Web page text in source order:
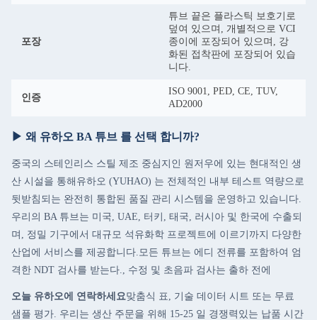
포장
튜브 끝은 플라스틱 보호기로
덮여 있으며, 개별적으로 VCI
종이에 포장되어 있으며, 강
화된 접착판에 포장되어 있습
니다.
인증
ISO 9001, PED, CE, TUV,
AD2000
▶ 왜 유하오 BA 튜브 를 선택 합니까?
중국의 스테인리스 스틸 제조 중심지인 원저우에 있는 현대적인 생
산 시설을 통해유하오 (YUHAO) 는 전체적인 내부 테스트 역량으로
뒷받침되는 완전히 통합된 품질 관리 시스템을 운영하고 있습니다.
우리의 BA 튜브는 미국, UAE, 터키, 태국, 러시아 및 한국에 수출되
며, 정밀 기구에서 대규모 석유화학 프로젝트에 이르기까지 다양한
산업에 서비스를 제공합니다.모든 튜브는 에디 전류를 포함하여 엄
격한 NDT 검사를 받는다., 수정 및 초음파 검사는 출하 전에
오늘 유하오에 연락하세요맞춤식 표, 기술 데이터 시트 또는 무료
샘플 평가. 우리는 생산 주문을 위해 15-25 일 경쟁력있는 납품 시간